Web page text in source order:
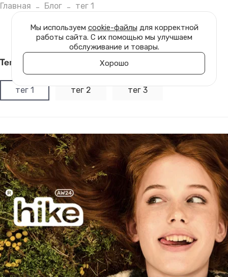
Главная Блог тег 1
тег 1
тег 1 тег 2 тег 3
Мы используем cookie-файлы для корректной
работы сайта. С их помощью мы улучшаем
обслуживание и товары.
Хорошо